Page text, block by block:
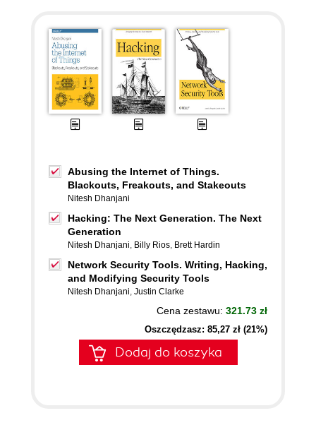
Abusing the Internet of Things.
Blackouts, Freakouts, and Stakeouts
Nitesh Dhanjani
Hacking: The Next Generation. The Next
Generation
Nitesh Dhanjani, Billy Rios, Brett Hardin
Network Security Tools. Writing, Hacking,
and Modifying Security Tools
Nitesh Dhanjani, Justin Clarke
Cena zestawu: 321.73 zł
Oszczędzasz: 85,27 zł (21%)
Dodaj do koszyka